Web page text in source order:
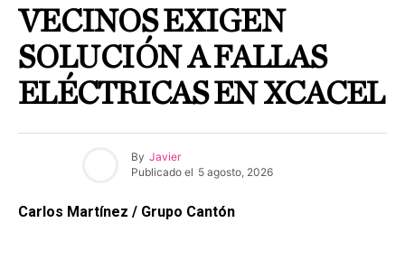
VECINOS EXIGEN
SOLUCIÓN A FALLAS
ELÉCTRICAS EN XCACEL
By Javier
Publicado el 5 agosto, 2026
Carlos Martínez / Grupo Cantón